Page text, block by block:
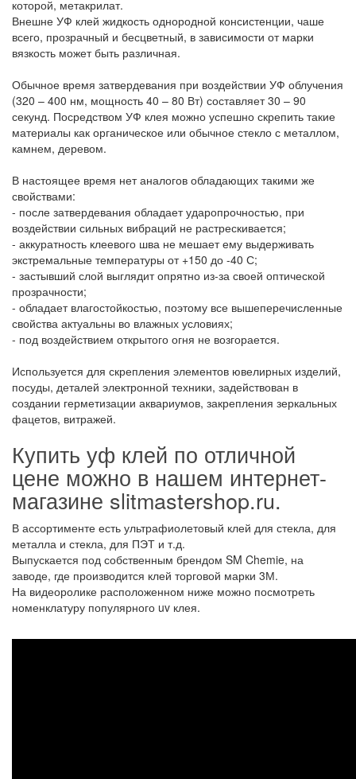
которой, метакрилат.
Внешне УФ клей жидкость однородной консистенции, чаше
всего, прозрачный и бесцветный, в зависимости от марки
вязкость может быть различная.
Обычное время затвердевания при воздействии УФ облучения
(320 – 400 нм, мощность 40 – 80 Вт) составляет 30 – 90
секунд. Посредством УФ клея можно успешно скрепить такие
материалы как органическое или обычное стекло с металлом,
камнем, деревом.
В настоящее время нет аналогов обладающих такими же
свойствами:
- после затвердевания обладает ударопрочностью, при
воздействии сильных вибраций не растрескивается;
- аккуратность клеевого шва не мешает ему выдерживать
экстремальные температуры от +150 до -40 С;
- застывший слой выглядит опрятно из-за своей оптической
прозрачности;
- обладает влагостойкостью, поэтому все вышеперечисленные
свойства актуальны во влажных условиях;
- под воздействием открытого огня не возгорается.
Используется для скрепления элементов ювелирных изделий,
посуды, деталей электронной техники, задействован в
создании герметизации аквариумов, закрепления зеркальных
фацетов, витражей.
Купить уф клей по отличной
цене можно в нашем интернет-
магазине slitmastershop.ru.
В ассортименте есть ультрафиолетовый клей для стекла, для
металла и стекла, для ПЭТ и т.д.
Выпускается под собственным брендом SM Chemie, на
заводе, где производится клей торговой марки 3М.
На видеоролике расположенном ниже можно посмотреть
номенклатуру популярного uv клея.